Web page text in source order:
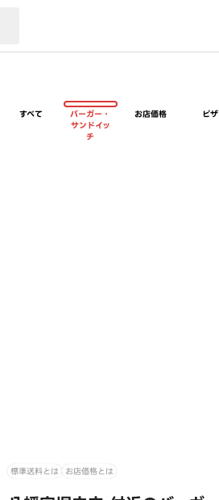
すべて
バーガー・
サンドイッ
チ
お店価格 ピザ
標準送料とは お店価格とは